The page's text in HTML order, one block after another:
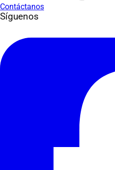
Contáctanos
Síguenos